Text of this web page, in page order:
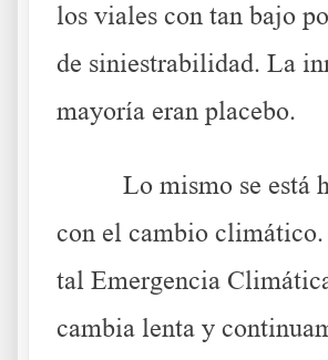
los viales con tan bajo
de siniestrabilidad. La
mayoría eran placebo.
Lo mismo se está
con el cambio climático.
tal Emergencia
cambia lenta y